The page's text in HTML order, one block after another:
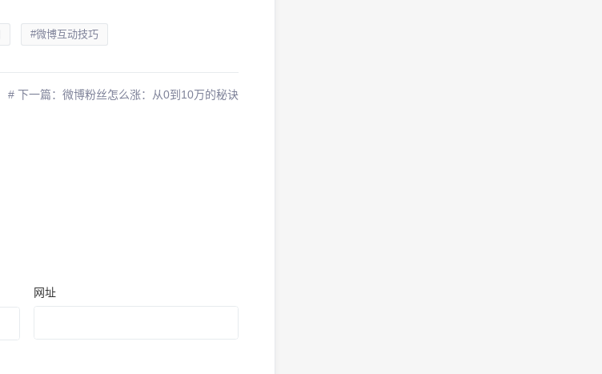
#微博互动技巧
# 下一篇：微博粉丝怎么涨：从0到10万的秘诀
网址